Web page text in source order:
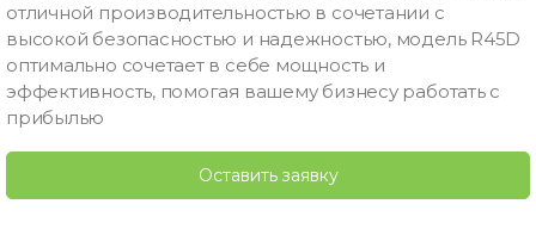
отличной производительностью в сочетании с
высокой безопасностью и надежностью, модель R45D
оптимально сочетает в себе мощность и
эффективность, помогая вашему бизнесу работать с
прибылью
Оставить заявку